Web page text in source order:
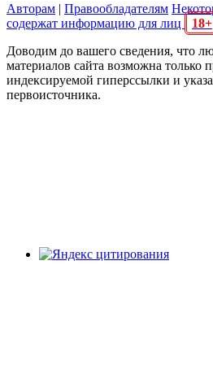
Авторам | Правообладателям
содержат информацию для лиц
18+
Доводим до вашего сведения, что
материалов сайта возможна только
индексируемой гиперссылки и
первоисточника.